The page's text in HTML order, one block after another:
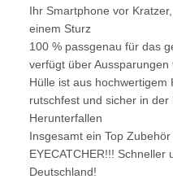
Ihr Smartphone vor
einem Sturz
100 % passgenau für das
verfügt über
Hülle ist aus hochwertigem
rutschfest und sicher in
Herunterfallen
Insgesamt ein Top
EYECATCHER!!!
Deutschland!